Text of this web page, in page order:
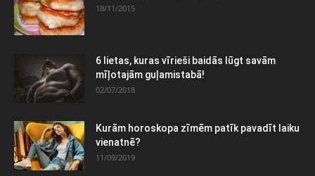
18/11/2015
6 lietas, kuras vīrieši baidās lūgt savām
mīļotajām guļamistabā!
02/07/2018
Kurām horoskopa zīmēm patīk pavadīt laiku
vienatnē?
11/09/2019